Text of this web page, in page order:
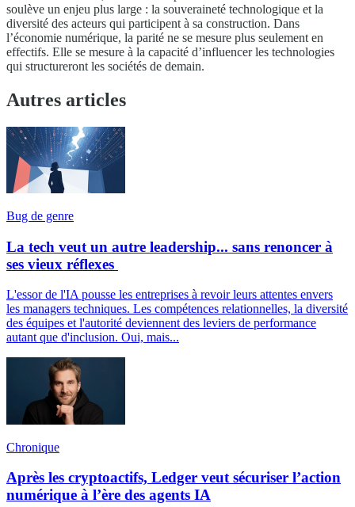
soulève un enjeu plus large : la souveraineté technologique et la
diversité des acteurs qui participent à sa construction. Dans
l’économie numérique, la parité ne se mesure plus seulement en
effectifs. Elle se mesure à la capacité d’influencer les technologies
qui structureront les sociétés de demain.
Autres articles
Bug de genre
La tech veut un autre leadership... sans renoncer à
ses vieux réflexes
L'essor de l'IA pousse les entreprises à revoir leurs attentes envers
les managers techniques. Les compétences relationnelles, la diversité
des équipes et l'autorité deviennent des leviers de performance
autant que d'inclusion. Oui, mais...
Chronique
Après les cryptoactifs, Ledger veut sécuriser l’action
numérique à l’ère des agents IA